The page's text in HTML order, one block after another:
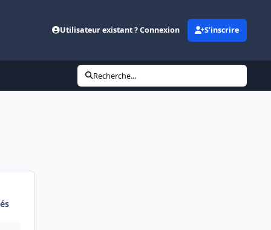
Utilisateur existant ? Connexion S’inscrire
Recherche...